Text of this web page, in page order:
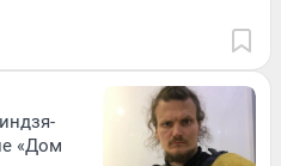
«Дом